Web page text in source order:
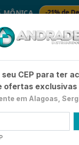
-21% de Desconto
Já é cliente? -
ASTRAL -
CEP para ter
ofertas exclusivas
em Alagoas,